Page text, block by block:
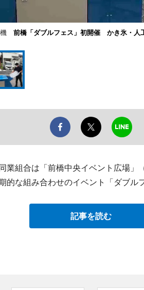
機 前橋「ダブルフェス」初開催 かき氷・人
業組合は「前橋中央イベント広場
的な組み合わせのイベント「ダブル
記事を読む